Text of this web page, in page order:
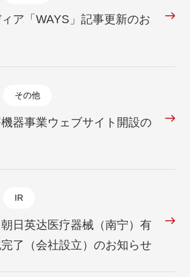
ア「WAYS」記事更新のお
その他
器事業ウェブサイト開設の
IR
日英达医疗器械（南宁）有
了（会社設立）のお知らせ